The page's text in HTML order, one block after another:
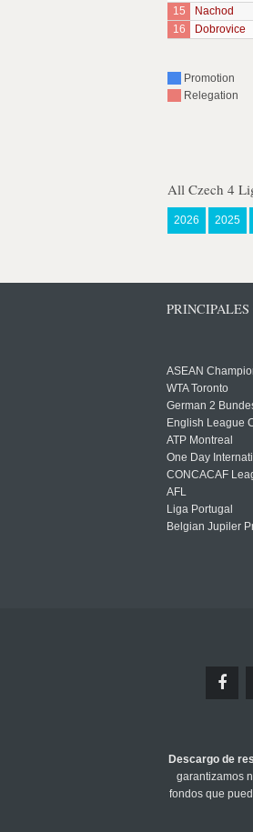
15
Nachod
16
Dobrovice
Promotion
Relegation
All Czech 4
2026 2025
PRINCIPALES
ASEAN
WTA Toronto
German 2
English League
ATP Montreal
One Day
CONCACAF
AFL
Liga Portugal
Belgian Jupiler
Descargo de
garantizamos
fondos que